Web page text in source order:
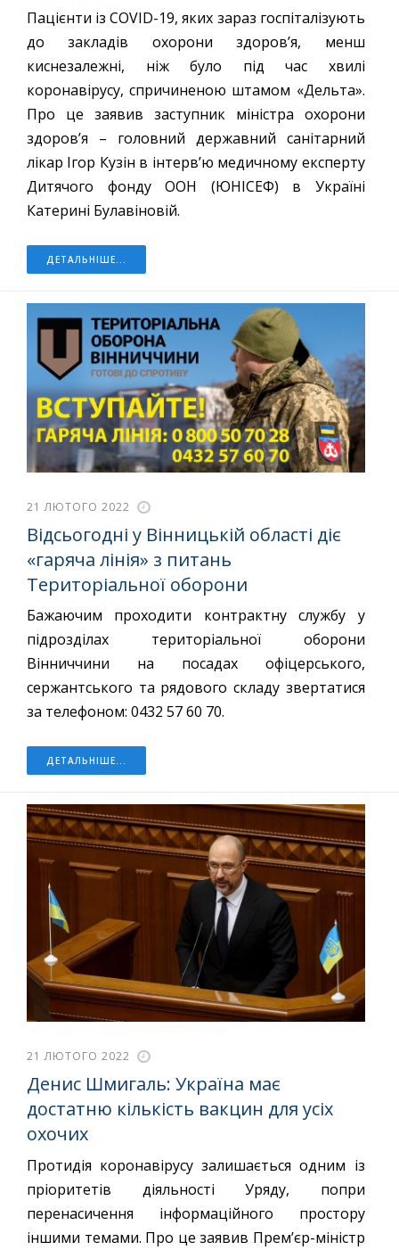
Пацієнти із COVID-19, яких зараз госпіталізують
до закладів охорони здоров’я, менш
киснезалежні, ніж було під час хвилі
коронавірусу, спричиненою штамом «Дельта».
Про це заявив заступник міністра охорони
здоров’я – головний державний санітарний
лікар Ігор Кузін в інтерв’ю медичному експерту
Дитячого фонду ООН (ЮНІСЕФ) в Україні
Катерині Булавіновій.
ДЕТАЛЬНІШЕ...
21 ЛЮТОГО 2022
Відсьогодні у Вінницькій області діє
«гаряча лінія» з питань
Територіальної оборони
Бажаючим проходити контрактну службу у
підрозділах територіальної оборони
Вінниччини на посадах офіцерського,
сержантського та рядового складу звертатися
за телефоном: 0432 57 60 70.
ДЕТАЛЬНІШЕ...
21 ЛЮТОГО 2022
Денис Шмигаль: Україна має
достатню кількість вакцин для усіх
охочих
Протидія коронавірусу залишається одним із
пріоритетів діяльності Уряду, попри
перенасичення інформаційного простору
іншими темами. Про це заявив Прем’єр-міністр